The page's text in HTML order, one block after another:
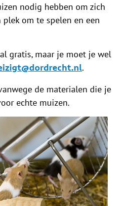
nodig hebben om zich
om te spelen en een
gratis, maar je moet je wel
.
de materialen die je
echte muizen.